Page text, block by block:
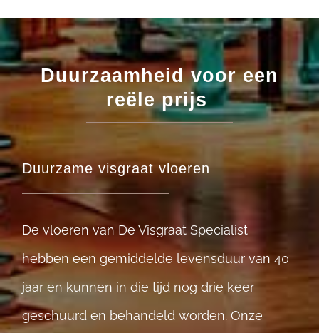
Duurzaamheid voor een
reële prijs
Duurzame visgraat vloeren
De vloeren van De Visgraat Specialist
hebben een gemiddelde levensduur van 40
jaar en kunnen in die tijd nog drie keer
geschuurd en behandeld worden. Onze